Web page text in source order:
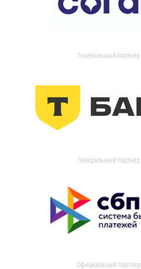
Генеральный партнер
Генеральный партнер
Официальный партнер